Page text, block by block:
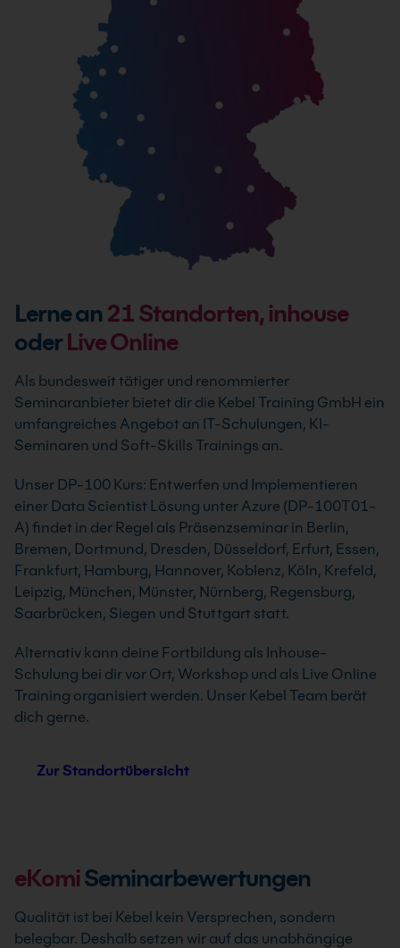
Lerne an 21Standorten, inhouse
oderLive Online
Als bundesweit tätiger und renommierter
Seminaranbieter bietet dir die Kebel Training GmbH ein
umfangreiches Angebot an IT-Schulungen, KI-
Seminaren und Soft-Skills Trainings an.
Unser DP-100 Kurs: Entwerfen und Implementieren
einer Data Scientist Lösung unter Azure (DP-100T01-
A) findet in der Regel als Präsenzseminar in Berlin,
Bremen, Dortmund, Dresden, Düsseldorf, Erfurt, Essen,
Frankfurt, Hamburg, Hannover, Koblenz, Köln, Krefeld,
Leipzig, München, Münster, Nürnberg, Regensburg,
Saarbrücken, Siegen und Stuttgart statt.
Alternativ kann deine Fortbildung als Inhouse-
Schulung bei dir vor Ort, Workshop und als Live Online
Training organisiert werden. Unser Kebel Team berät
dich gerne.
Zur Standortübersicht
eKomiSeminarbewertungen
Qualität ist bei Kebel kein Versprechen, sondern
belegbar. Deshalb setzen wir auf das unabhängige